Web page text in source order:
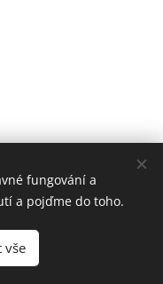
kontakt@jirilesikar.cz
Cookies
fungování a
a pojďme do toho.
vše